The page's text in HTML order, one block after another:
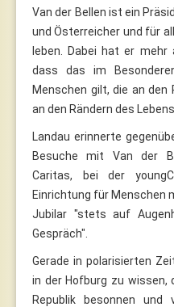
Van der Bellen ist ein
und Österreicher und für
leben. Dabei hat er mehr
dass das im
Menschen gilt, die an den
an den Rändern des
Landau erinnerte
Besuche mit Van der
Caritas, bei der
Einrichtung für Menschen
Jubilar "stets auf
Gespräch".
Gerade in polarisierten
in der Hofburg zu
Republik besonnen und